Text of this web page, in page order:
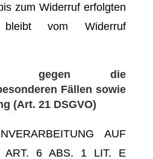
zum Widerruf erfolgten
bleibt vom Widerruf
gegen die
Fällen sowie
(Art. 21 DSGVO)
AUF
ART. 6 ABS. 1 LIT. E